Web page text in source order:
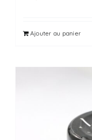
Ajouter au panier